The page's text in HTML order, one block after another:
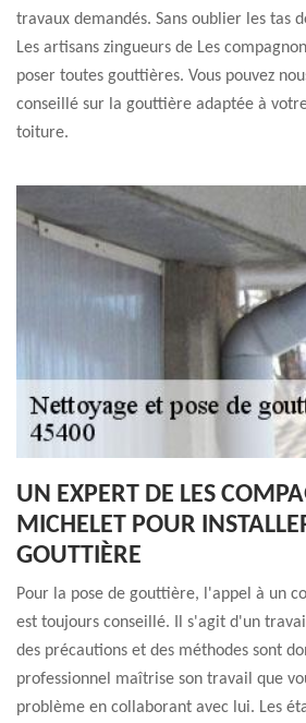
travaux demandés. Sans oublier les tas
Les artisans zingueurs de Les
poser toutes gouttières. Vous pouvez
conseillé sur la gouttière adaptée à
toiture.
UN EXPERT DE LES
MICHELET POUR
GOUTTIÈRE
Pour la pose de gouttière, l'appel à un
est toujours conseillé. Il s'agit d'un
des précautions et des méthodes sont
professionnel maîtrise son travail que
problème en collaborant avec lui. Les